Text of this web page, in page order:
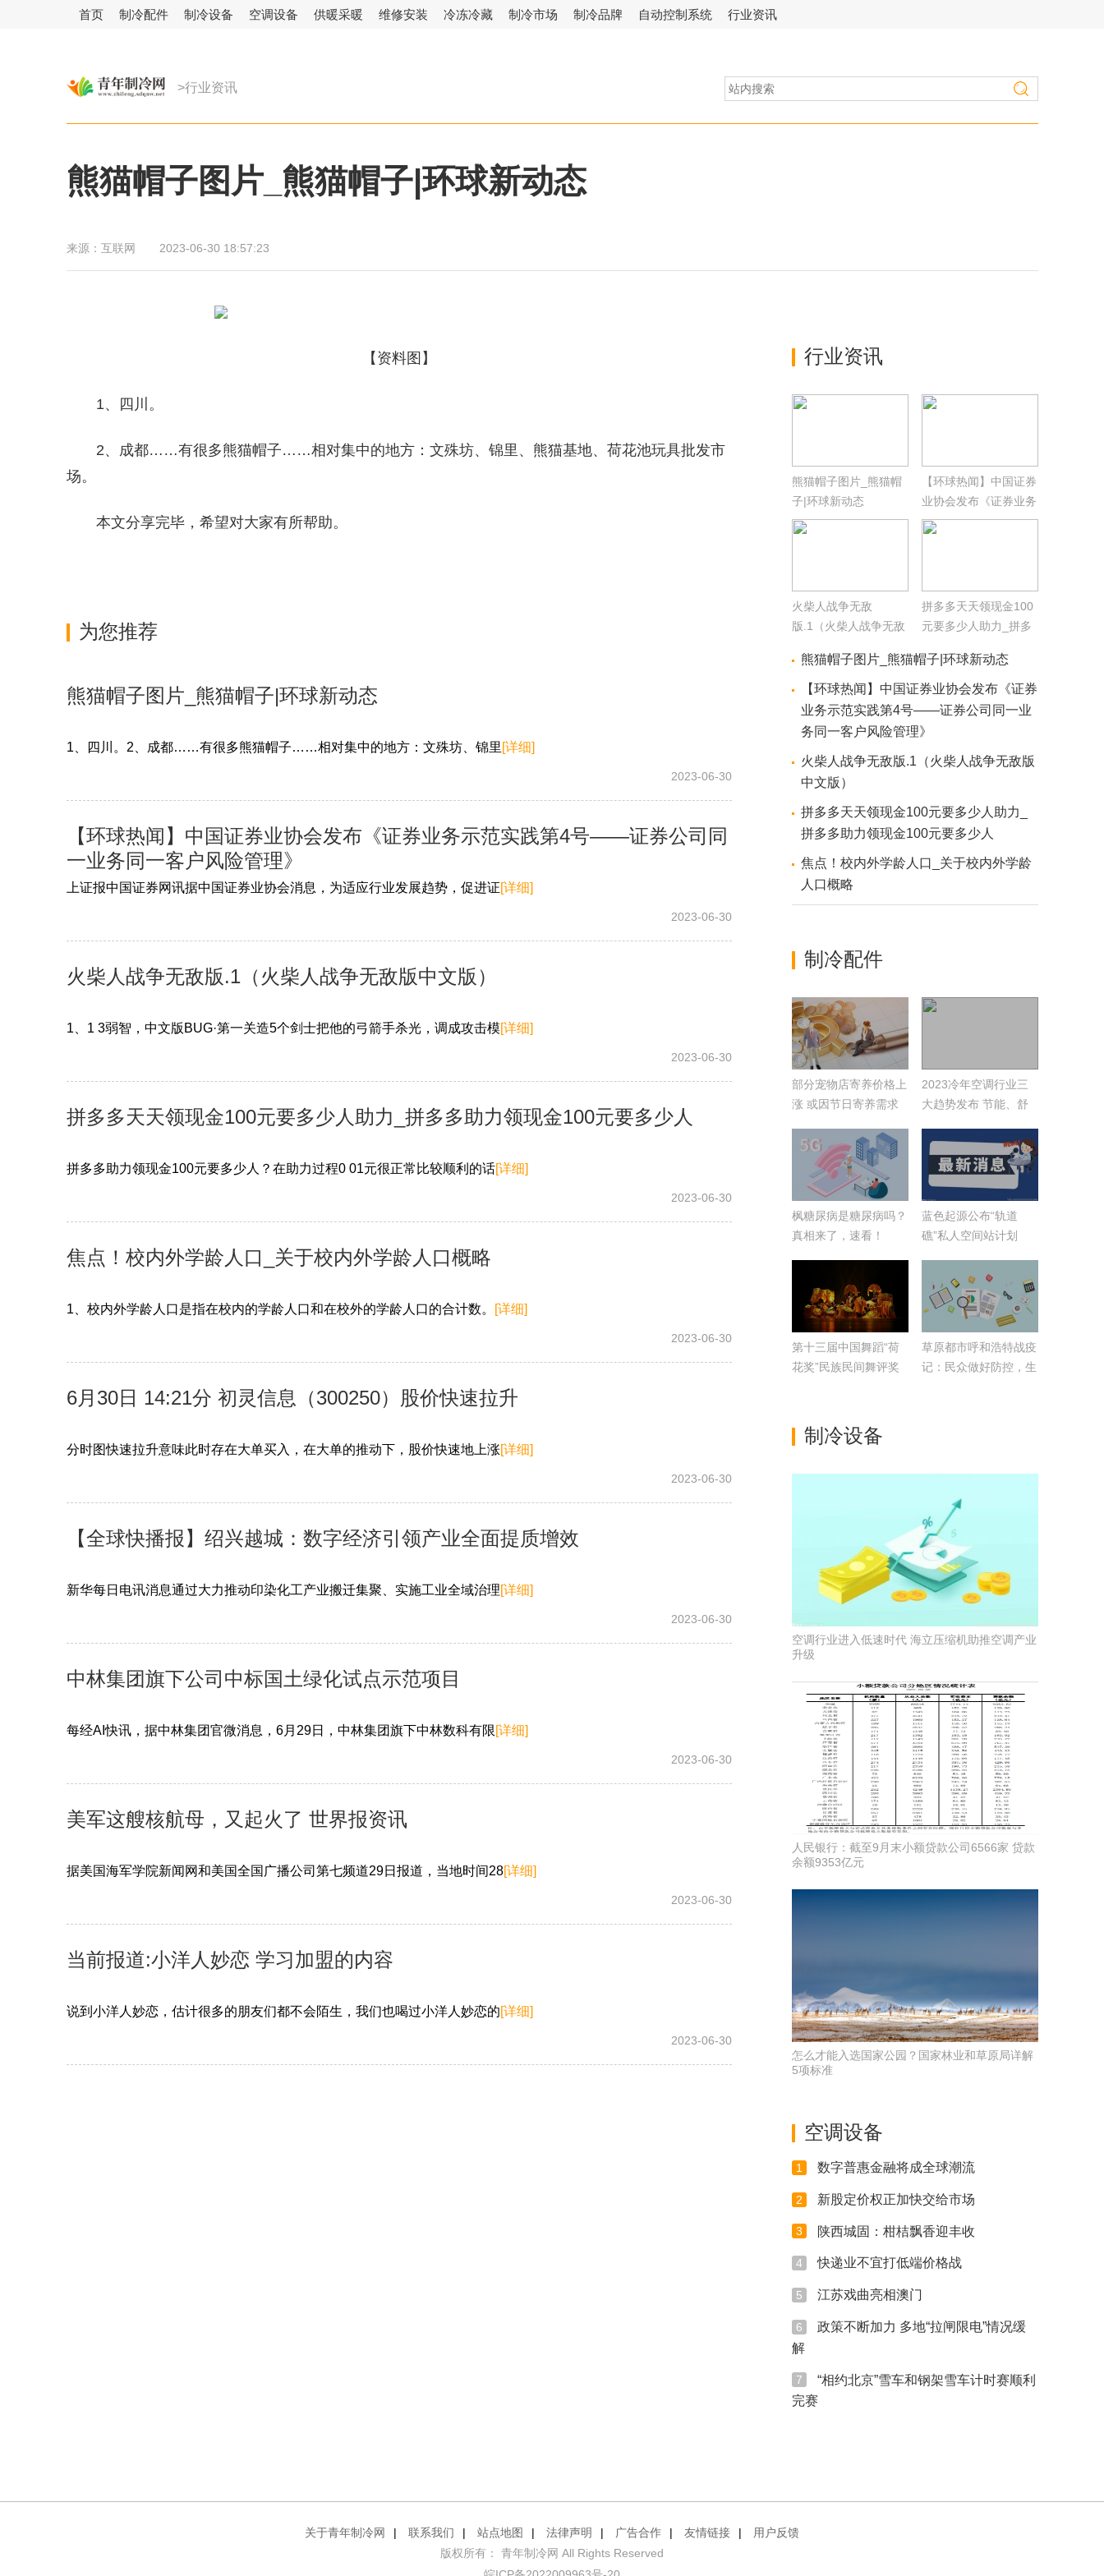
首页 制冷配件 制冷设备 空调设备 供暖采暖 维修安装 冷冻冷藏 制冷市场 制冷品牌 自动控制系统 行业资讯
>行业资讯
熊猫帽子图片_熊猫帽子|环球新动态
来源： 互联网 2023-06-30 18:57:23
【资料图】
1、四川。
2、成都……有很多熊猫帽子……相对集中的地方：文殊坊、锦里、熊猫基地、荷花池玩具批发市
场。
本文分享完毕，希望对大家有所帮助。
为您推荐
熊猫帽子图片_熊猫帽子|环球新动态
1、四川。2、成都……有很多熊猫帽子……相对集中的地方：文殊坊、锦里 [详细]
2023-06-30
【环球热闻】中国证券业协会发布《证券业务示范实践第4号——证券公司同
一业务同一客户风险管理》
上证报中国证券网讯据中国证券业协会消息，为适应行业发展趋势，促进证[详细]
2023-06-30
火柴人战争无敌版.1（火柴人战争无敌版中文版）
1、1 3弱智，中文版BUG·第一关造5个剑士把他的弓箭手杀光，调成攻击模[详细]
2023-06-30
拼多多天天领现金100元要多少人助力_拼多多助力领现金100元要多少人
拼多多助力领现金100元要多少人？在助力过程0 01元很正常比较顺利的话[详细]
2023-06-30
焦点！校内外学龄人口_关于校内外学龄人口概略
1、校内外学龄人口是指在校内的学龄人口和在校外的学龄人口的合计数。 [详细]
2023-06-30
6月30日 14:21分 初灵信息（300250）股价快速拉升
分时图快速拉升意味此时存在大单买入，在大单的推动下，股价快速地上涨[详细]
2023-06-30
【全球快播报】绍兴越城：数字经济引领产业全面提质增效
新华每日电讯消息通过大力推动印染化工产业搬迁集聚、实施工业全域治理[详细]
2023-06-30
中林集团旗下公司中标国土绿化试点示范项目
每经AI快讯，据中林集团官微消息，6月29日，中林集团旗下中林数科有限[详细]
2023-06-30
美军这艘核航母，又起火了 世界报资讯
据美国海军学院新闻网和美国全国广播公司第七频道29日报道，当地时间28[详细]
2023-06-30
当前报道:小洋人妙恋 学习加盟的内容
说到小洋人妙恋，估计很多的朋友们都不会陌生，我们也喝过小洋人妙恋的[详细]
2023-06-30
行业资讯
熊猫帽子图片_熊猫帽
子|环球新动态
【环球热闻】中国证券
业协会发布《证券业务
示范实践第4号——证
火柴人战争无敌
版.1（火柴人战争无敌
拼多多天天领现金100
元要多少人助力_拼多
多少人
熊猫帽子图片_熊猫帽子|环球新动态
【环球热闻】中国证券业协会发布《证券
业务示范实践第4号——证券公司同一业
务同一客户风险管理》
火柴人战争无敌版.1（火柴人战争无敌版
中文版）
拼多多天天领现金100元要多少人助力_
拼多多助力领现金100元要多少人
焦点！校内外学龄人口_关于校内外学龄
人口概略
制冷配件
部分宠物店寄养价格上
涨 或因节日寄养需求
2023冷年空调行业三
大趋势发布 节能、舒
枫糖尿病是糖尿病吗？
真相来了，速看！
蓝色起源公布“轨道
礁”私人空间站计划
第十三届中国舞蹈“荷
花奖”民族民间舞评奖
草原都市呼和浩特战疫
记：民众做好防控，生
制冷设备
空调行业进入低速时代 海立压缩机助推空调产业
升级
人民银行：截至9月末小额贷款公司6566家 贷款
余额9353亿元
怎么才能入选国家公园？国家林业和草原局详解
5项标准
空调设备
1 数字普惠金融将成全球潮流
2 新股定价权正加快交给市场
3 陕西城固：柑桔飘香迎丰收
4 快递业不宜打低端价格战
5 江苏戏曲亮相澳门
6
政策不断加力 多地“拉闸限电”情况缓
解
7
“相约北京”雪车和钢架雪车计时赛顺利
完赛
关于青年制冷网 | 联系我们 | 站点地图 | 法律声明 | 广告合作 | 友情链接 |
用户反馈
版权所有： 青年制冷网 All Rights Reserved